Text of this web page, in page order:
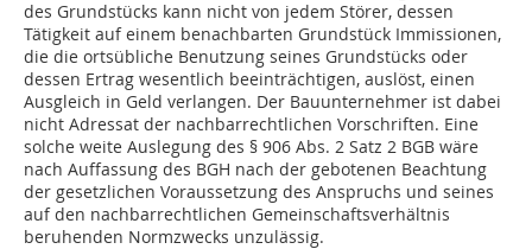
des Grundstücks kann nicht von jedem Störer, dessen
Tätigkeit auf einem benachbarten Grundstück Immissionen,
die die ortsübliche Benutzung seines Grundstücks oder
dessen Ertrag wesentlich beeinträchtigen, auslöst, einen
Ausgleich in Geld verlangen. Der Bauunternehmer ist dabei
nicht Adressat der nachbarrechtlichen Vorschriften. Eine
solche weite Auslegung des § 906 Abs. 2 Satz 2 BGB wäre
nach Auffassung des BGH nach der gebotenen Beachtung
der gesetzlichen Voraussetzung des Anspruchs und seines
auf den nachbarrechtlichen Gemeinschaftsverhältnis
beruhenden Normzwecks unzulässig.